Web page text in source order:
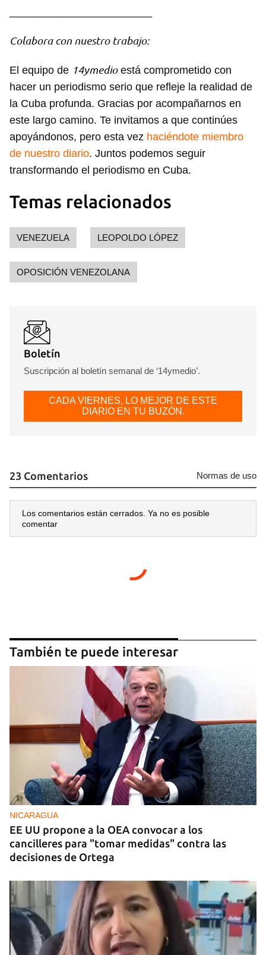
Colabora con nuestro trabajo:
El equipo de 14ymedioestá comprometido con
hacer un periodismo serio que refleje la realidad de
la Cuba profunda. Gracias por acompañarnos en
este largo camino. Te invitamos a que continúes
apoyándonos, pero esta vez haciéndote miembro
de nuestro diario. Juntos podemos seguir
transformando el periodismo en Cuba.
Temas relacionados
VENEZUELA LEOPOLDO LÓPEZ
OPOSICIÓN VENEZOLANA
Boletín
Suscripción al boletín semanal de ‘14ymedio’.
CADA VIERNES, LO MEJOR DE ESTE
DIARIO EN TU BUZÓN.
23 Comentarios Normas de uso
Los comentarios están cerrados. Ya no es posible
comentar
También te puede interesar
NICARAGUA
EE UU propone a la OEA convocar a los
cancilleres para "tomar medidas" contra las
decisiones de Ortega